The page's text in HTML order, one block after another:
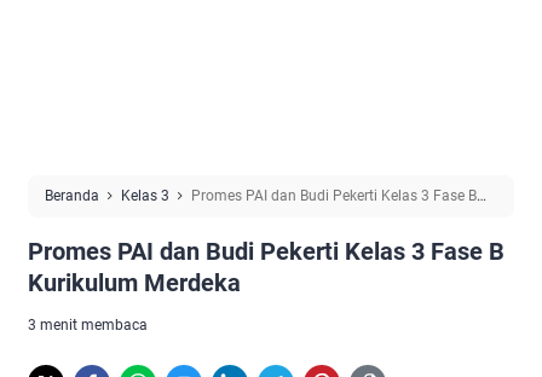
Beranda Kelas 3
Promes PAI dan Budi Pekerti Kelas 3 Fase B
Promes PAI dan Budi Pekerti Kelas 3 Fase B
Kurikulum Merdeka
3 menit membaca